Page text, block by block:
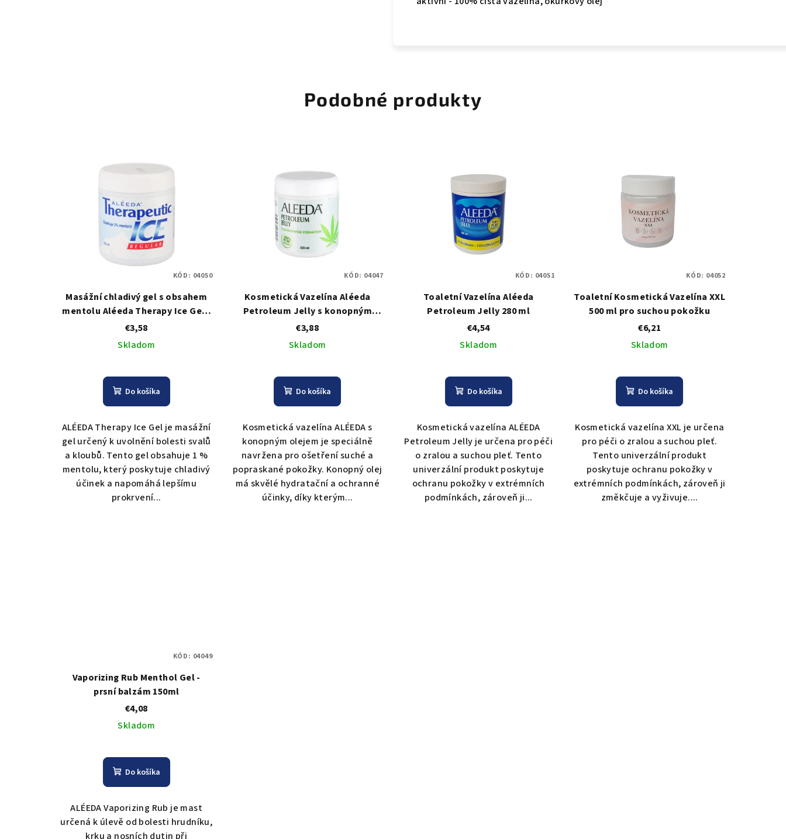
Podobné produkty
Masážní chladivý gel s obsahem
mentolu Aléeda Therapy Ice Gel -
220 ml
€3,58
Skladom
Do košíka
ALÉEDA Therapy Ice Gel je masážní
gel určený k uvolnění bolesti svalů
a kloubů. Tento gel obsahuje 1 %
mentolu, který poskytuje chladivý
účinek a napomáhá lepšímu
prokrvení...
KÓD: 04050
Kosmetická Vazelína Aléeda
Petroleum Jelly s konopným
olejem 220ml
€3,88
Skladom
Do košíka
Kosmetická vazelína ALÉEDA s
konopným olejem je speciálně
navržena pro ošetření suché a
popraskané pokožky. Konopný olej
má skvělé hydratační a ochranné
účinky, díky kterým...
KÓD: 04047
Toaletní Vazelína Aléeda
Petroleum Jelly 280 ml
€4,54
Skladom
Do košíka
Kosmetická vazelína ALÉEDA
Petroleum Jelly je určena pro péči
o zralou a suchou pleť. Tento
univerzální produkt poskytuje
ochranu pokožky v extrémních
podmínkách, zároveň ji...
KÓD: 04051
Toaletní Kosmetická Vazelína XXL
500 ml pro suchou pokožku
€6,21
Skladom
Do košíka
Kosmetická vazelína XXL je určena
pro péči o zralou a suchou pleť.
Tento univerzální produkt
poskytuje ochranu pokožky v
extrémních podmínkách, zároveň ji
změkčuje a vyživuje....
KÓD: 04052
Vaporizing Rub Menthol Gel -
prsní balzám 150ml
€4,08
Skladom
Do košíka
ALÉEDA Vaporizing Rub je mast
určená k úlevě od bolesti hrudníku,
krku a nosních dutin při
KÓD: 04049